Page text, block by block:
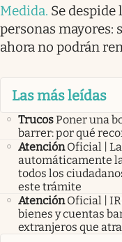
Medida. Se
personas mayores:
ahora no podrán
Las más leídas
TrucosPoner una
barrer: por qué
Atención Oficial |
automáticamente
todos los
este trámite
Atención Oficial |
bienes y cuentas
extranjeros que